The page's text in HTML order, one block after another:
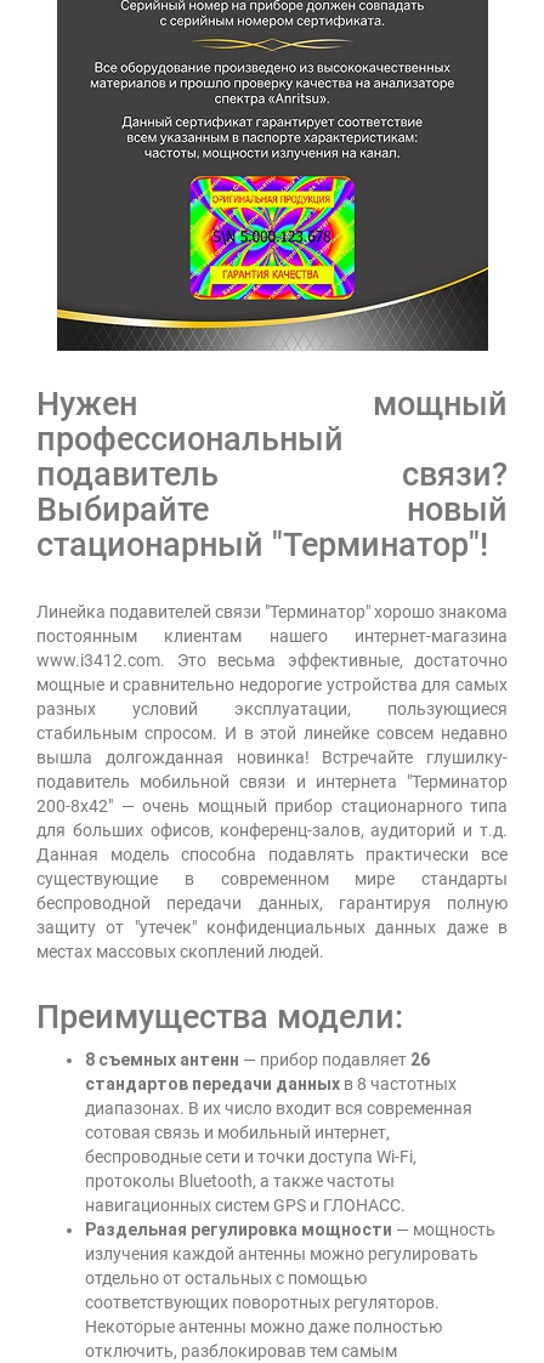
Нужен мощный
профессиональный
подавитель связи?
Выбирайте новый
стационарный "Терминатор"!
Линейка подавителей связи "Терминатор" хорошо знакома
постоянным клиентам нашего интернет-магазина
www.i3412.com. Это весьма эффективные, достаточно
мощные и сравнительно недорогие устройства для самых
разных условий эксплуатации, пользующиеся
стабильным спросом. И в этой линейке совсем недавно
вышла долгожданная новинка! Встречайте глушилку-
подавитель мобильной связи и интернета "Терминатор
200-8х42" — очень мощный прибор стационарного типа
для больших офисов, конференц-залов, аудиторий и т.д.
Данная модель способна подавлять практически все
существующие в современном мире стандарты
беспроводной передачи данных, гарантируя полную
защиту от "утечек" конфиденциальных данных даже в
местах массовых скоплений людей.
Преимущества модели:
8 съемных антенн — прибор подавляет 26
стандартов передачи данных в 8 частотных
диапазонах. В их число входит вся современная
сотовая связь и мобильный интернет,
беспроводные сети и точки доступа Wi-Fi,
протоколы Bluetooth, а также частоты
навигационных систем GPS и ГЛОНАСС.
Раздельная регулировка мощности — мощность
излучения каждой антенны можно регулировать
отдельно от остальных с помощью
соответствующих поворотных регуляторов.
Некоторые антенны можно даже полностью
отключить, разблокировав тем самым